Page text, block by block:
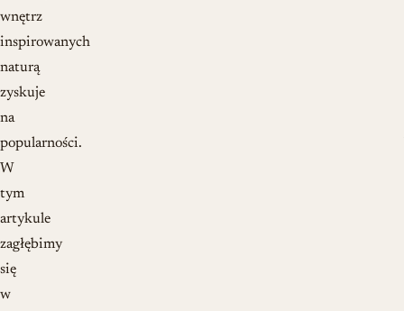
wnętrz
inspirowanych
naturą
zyskuje
na
popularności.
W
tym
artykule
zagłębimy
się
w